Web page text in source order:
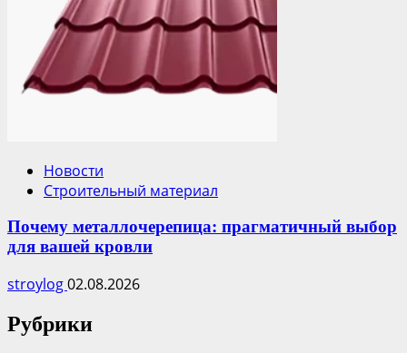
Новости
Строительный материал
Почему металлочерепица: прагматичный выбор
для вашей кровли
stroylog02.08.2026
Рубрики